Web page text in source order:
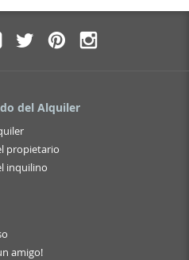
del Alquiler
propietario
inquilino
amigo!